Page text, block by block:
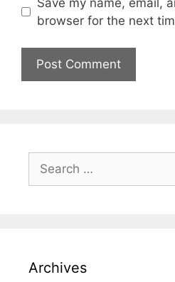
browser for the next
Archives